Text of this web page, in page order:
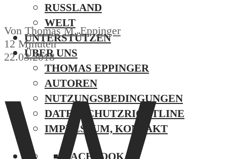
RUSSLAND
WELT
UNTERSTÜTZEN
ÜBER UNS
THOMAS EPPINGER
AUTOREN
NUTZUNGSBEDINGUNGEN
DATENSCHUTZRICHTLINE
IMPRESSUM, KONTAKT
FACEBOOK
Von Thomas M. Eppinger
12 Minuten
22.03.2018